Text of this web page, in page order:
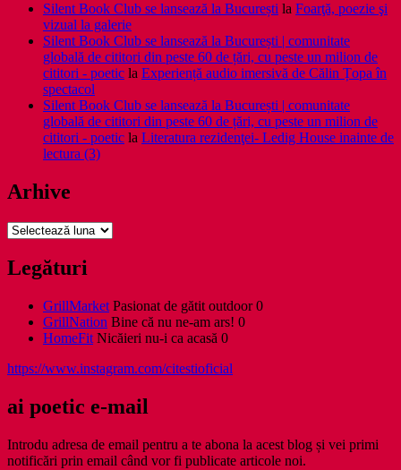
Silent Book Club se lansează la București la Foarţă, poezie şi
vizual la galerie
Silent Book Club se lansează la București | comunitate
globală de cititori din peste 60 de țări, cu peste un milion de
cititori - poetic la Experiență audio imersivă de Călin Țopa în
spectacol
Silent Book Club se lansează la București | comunitate
globală de cititori din peste 60 de țări, cu peste un milion de
cititori - poetic la Literatura rezidenţei- Ledig House inainte de
lectura (3)
Arhive
Arhive
Legături
GrillMarket Pasionat de gătit outdoor 0
GrillNation Bine că nu ne-am ars! 0
HomeFit Nicăieri nu-i ca acasă 0
https://www.instagram.com/citestioficial
ai poetic e-mail
Introdu adresa de email pentru a te abona la acest blog și vei primi
notificări prin email când vor fi publicate articole noi.